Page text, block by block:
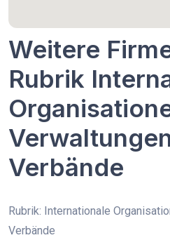
Weitere
Rubrik
Verbände
Rubrik: Internationale
Verbände